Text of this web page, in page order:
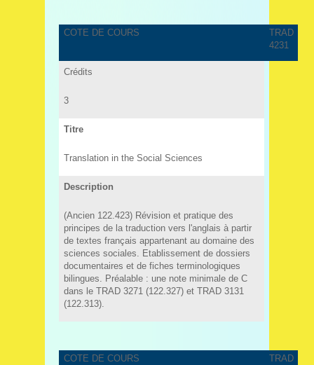
COTE DE COURS
TRAD
4231
Crédits
3
Titre
Translation in the Social Sciences
Description
(Ancien 122.423) Révision et pratique des
principes de la traduction vers l'anglais à partir
de textes français appartenant au domaine des
sciences sociales. Etablissement de dossiers
documentaires et de fiches terminologiques
bilingues. Préalable : une note minimale de C
dans le TRAD 3271 (122.327) et TRAD 3131
(122.313).
COTE DE COURS
TRAD